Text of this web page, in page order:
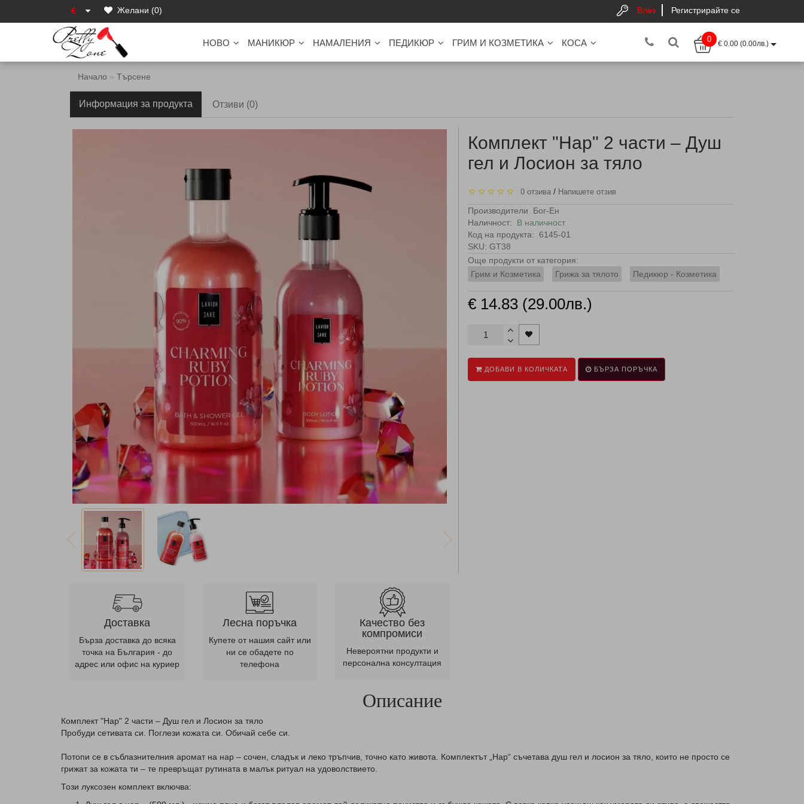
€ Желани (0) Влез Регистрирайте се
НОВО МАНИКЮР НАМАЛЕНИЯ ПЕДИКЮР ГРИМ И КОЗМЕТИКА КОСА 0
€ 0.00 (0.00лв.)
Начало Търсене
Информация за продукта Отзиви (0)
Доставка
Бърза доставка до всяка
точка на България - до
адрес или офис на куриер
Лесна поръчка
Купете от нашия сайт или
ни се обадете по
телефона
Качество без
компромиси
Невероятни продукти и
персонална консултация
Комплект "Нар" 2 части – Душ
гел и Лосион за тяло
0 отзива / Напишете отзив
Производители
Бог-Ен
Наличност: В наличност
Код на продукта: 6145-01
SKU: GT38
Още продукти от категория:
Грим и Козметика
Грижа за тялото Педикюр - Козметика
€ 14.83 (29.00лв.)
ДОБАВИ В КОЛИЧКАТА БЪРЗА ПОРЪЧКА
Описание
Комплект "Нар" 2 части – Душ гел и Лосион за тяло
Пробуди сетивата си. Поглези кожата си. Обичай себе си.
Потопи се в съблазнителния аромат на нар – сочен, сладък и леко тръпчив, точно като живота. Комплектът „Нар“ съчетава душ гел и лосион за тяло, които не просто се
грижат за кожата ти – те превръщат рутината в малък ритуал на удоволствието.
Този луксозен комплект включва: